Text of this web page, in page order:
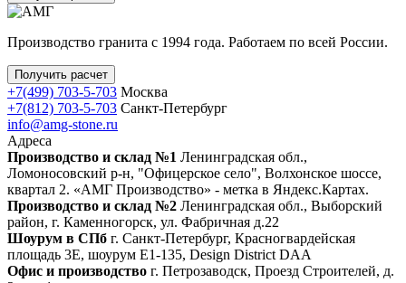
Производство гранита с 1994 года. Работаем по всей России.
Получить расчет
+7(499) 703-5-703 Москва
+7(812) 703-5-703 Санкт-Петербург
info@amg-stone.ru
Адреса
Производство и склад №1 Ленинградская обл.,
Ломоносовский р-н, "Офицерское село", Волхонское шоссе,
квартал 2. «АМГ Производство» - метка в Яндекс.Картах.
Производство и склад №2 Ленинградская обл., Выборский
район, г. Каменногорск, ул. Фабричная д.22
Шоурум в СПб г. Санкт‑Петербург, Красногвардейская
площадь 3Е, шоурум Е1-135, Design District DAA
Офис и производство г. Петрозаводск, Проезд Строителей, д.